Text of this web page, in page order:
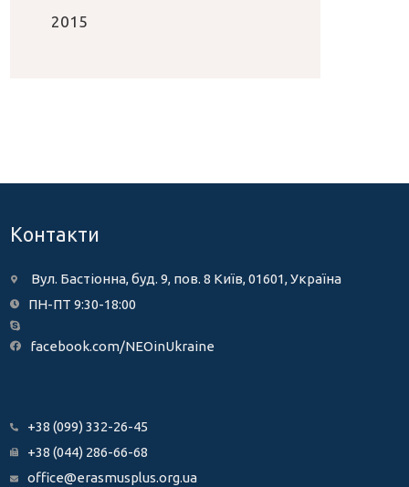
2015
Контакти
Вул. Бастіонна, буд. 9, пов. 8 Київ, 01601, Україна
ПН-ПТ 9:30-18:00
facebook.com/NEOinUkraine
+38 (099) 332-26-45
+38 (044) 286-66-68
office@erasmusplus.org.ua